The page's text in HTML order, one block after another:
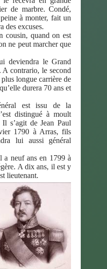
de marbre. Condé,
à monter, fait un
des excuses.
cousin, quand on est
ne peut marcher que
deviendra le Grand
A contrario, le second
longue carrière de
durera 70 ans et
est issu de la
distingué à moult
s’agit de Jean Paul
1790 à Arras, fils
lui aussi général
a neuf ans en 1799 à
A dix ans, il est y
lieutenant.